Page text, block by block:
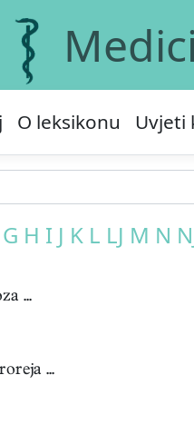
O leksikonu Uvjeti
G H I J K L LJ M N
...
...